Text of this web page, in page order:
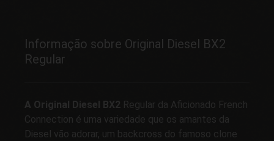
Informação sobre Original Diesel BX2
Regular
A Original Diesel BX2 Regular da Aficionado French
Connection é uma variedade que os amantes da
Diesel vão adorar, um backcross do famoso clone